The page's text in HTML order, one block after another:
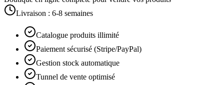
Livraison : 6-8 semaines
Catalogue produits illimité
Paiement sécurisé (Stripe/PayPal)
Gestion stock automatique
Tunnel de vente optimisé